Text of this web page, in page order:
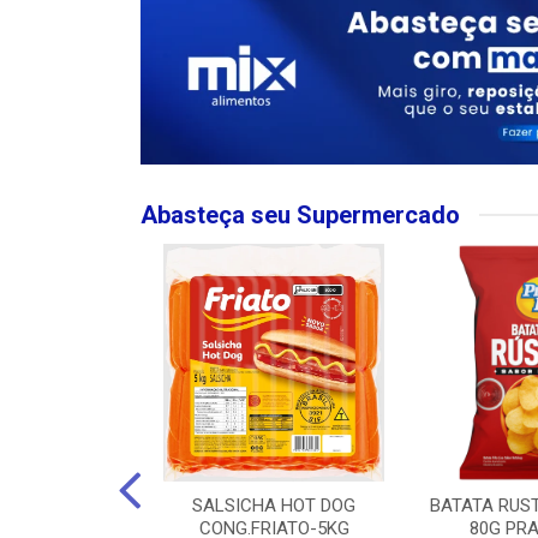
Abasteça seu Supermercado
SALSICHA HOT DOG
CONG.FRIATO-5KG
BATATA
80G